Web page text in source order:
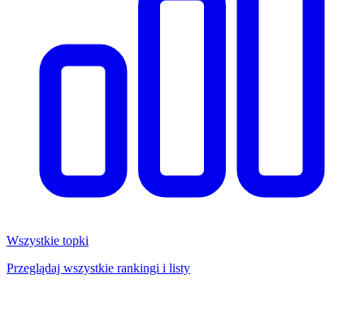
Wszystkie topki
Przeglądaj wszystkie rankingi i listy